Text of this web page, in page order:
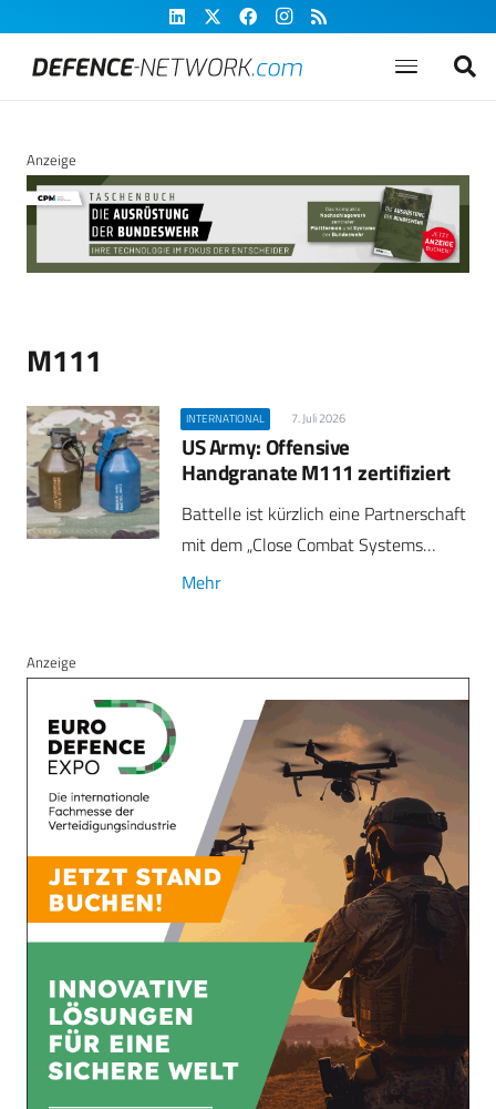
Anzeige
M111
INTERNATIONAL 7. Juli 2026
US Army: Offensive
Handgranate M111 zertifiziert
Battelle ist kürzlich eine Partnerschaft
mit dem „Close Combat Systems…
Mehr
Anzeige